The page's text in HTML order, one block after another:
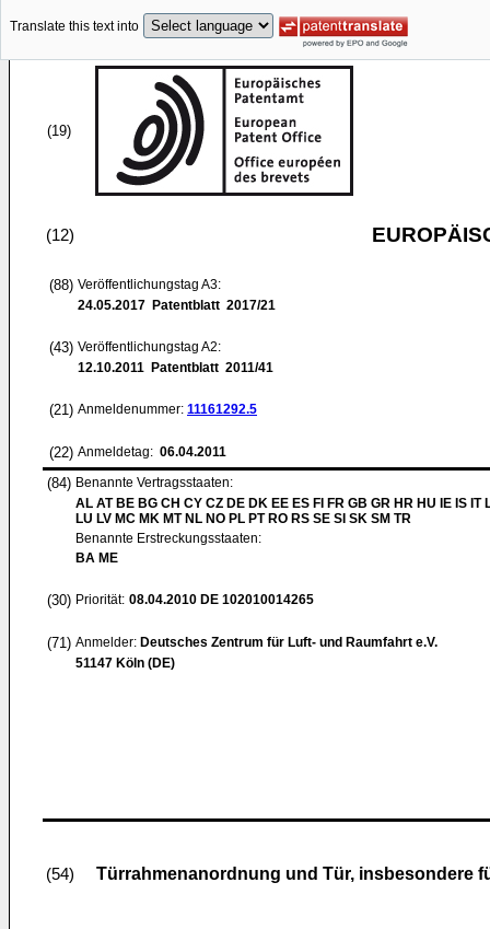
Translate this text into
(19)
(12)
(88) Veröffentlichungstag A3:
24.05.2017 Patentblatt 2017/21
(43) Veröffentlichungstag A2:
12.10.2011 Patentblatt 2011/41
(21) Anmeldenummer: 11161292.5
(22) Anmeldetag: 06.04.2011
(84) Benannte Vertragsstaaten:
AL AT BE BG CH CY CZ DE DK EE ES FI FR GB GR HR HU IE IS IT
LU LV MC MK MT NL NO PL PT RO RS SE SI SK SM TR
Benannte Erstreckungsstaaten:
BA ME
(30) Priorität: 08.04.2010 DE 102010014265
(71) Anmelder: Deutsches Zentrum für Luft- und Raumfahrt e.V.
51147 Köln (DE)
(54) Türrahmenanordnung und Tür, insbesondere